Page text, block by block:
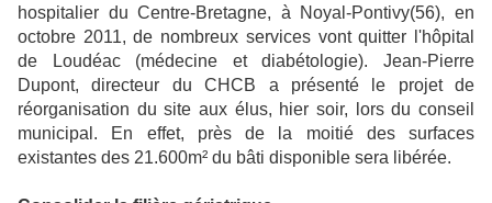
hospitalier du Centre-Bretagne, à Noyal-Pontivy(56), en
octobre 2011, de nombreux services vont quitter l'hôpital
de Loudéac (médecine et diabétologie). Jean-Pierre
Dupont, directeur du CHCB a présenté le projet de
réorganisation du site aux élus, hier soir, lors du conseil
municipal. En effet, près de la moitié des surfaces
existantes des 21.600m² du bâti disponible sera libérée.